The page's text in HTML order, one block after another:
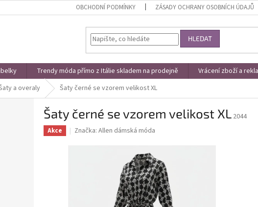
OBCHODNÍ PODMÍNKY ZÁSADY OCHRANY OSOBNÍCH ÚDAJŮ
HLEDAT
Trendy móda přímo z Itálie skladem na prodejně Vrácení zboží a
a overaly Šaty černé se vzorem velikost XL
Šaty černé se vzorem velikost XL 2044
Akce Značka: Allen dámská móda